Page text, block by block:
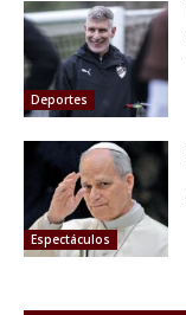
Deportes
Espectáculos